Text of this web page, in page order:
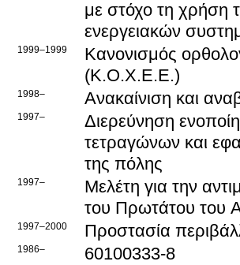
με στόχο τη χρήση
ενεργειακών
1999–1999
Κανονισμός
(Κ.Ο.Χ.Ε.Ε.)
1998– Ανακαίνιση και
1997–
Διερεύνηση
τετραγώνων και
της πόλης
1997–
Μελέτη για την
του Πρωτάτου του
1997–2000 Προστασία
1986– 60100333-8